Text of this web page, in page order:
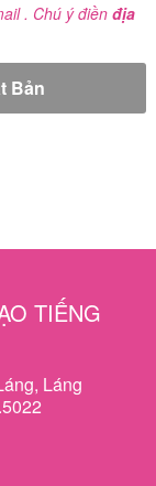
. Chú ý điền địa
TIẾNG
Láng